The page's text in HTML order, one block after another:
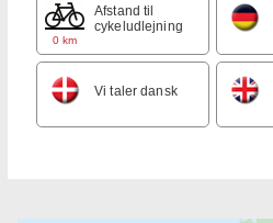
0 km
Afstand til
cykeludlejning
Vi taler dansk